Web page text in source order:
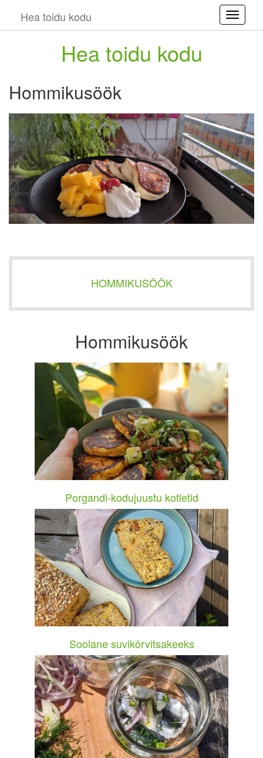
Hea toidu kodu
Hea toidu kodu
Hommikusöök
HOMMIKUSÖÖK
Hommikusöök
Porgandi-kodujuustu kotletid
Soolane suvikõrvitsakeeks